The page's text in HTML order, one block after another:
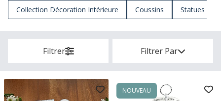
Collection Décoration Intérieure Coussins Statues &
Filtrer Filtrer Par
NOUVEAU